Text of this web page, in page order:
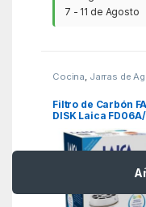
7 - 11 de Agosto
Cocina Jarras de
Hervidores
Filtro de Carbón
DISK Laica FD06A/
Compatibilidad
go